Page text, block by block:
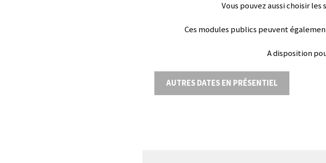
Vous pouvez aussi choisir
Ces modules publics peuvent
A disposition
AUTRES DATES EN PRÉSENTIEL